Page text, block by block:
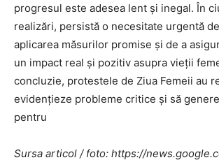
progresul este adesea lent și inegal. În
realizări, persistă o necesitate urgentă
aplicarea măsurilor promise și de a
un impact real și pozitiv asupra vieții
concluzie, protestele de Ziua Femeii au
evidențieze probleme critice și să
pentru
Sursa articol / foto: https://